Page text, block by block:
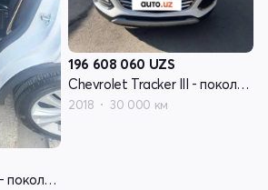
Chevrolet Tracker III - поколение рестайлинг
196 608 060 UZS
Chevrolet Tracker III - поколение рестайлинг
2018 30 000 км